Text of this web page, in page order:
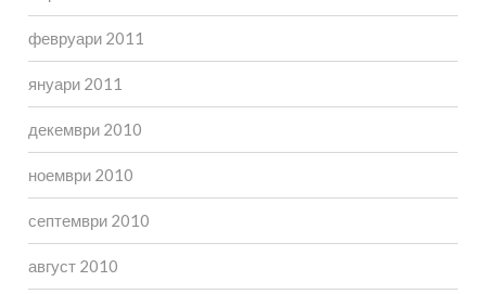
февруари 2011
януари 2011
декември 2010
ноември 2010
септември 2010
август 2010